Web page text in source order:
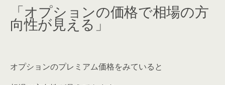
「オプションの価格で相場の方
向性が見える」
オプションのプレミアム価格をみていると